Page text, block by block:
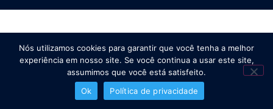
Nós utilizamos cookies para garantir que você tenha a melhor
experiência em nosso site. Se você continua a usar este site,
assumimos que você está satisfeito.
Ok
Política de privacidade